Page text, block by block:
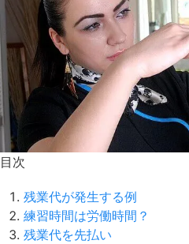
目次
残業代が発生する例
練習時間は労働時間？
残業代を先払い